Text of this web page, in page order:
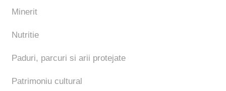
Minerit
Nutritie
Paduri, parcuri si arii protejate
Patrimoniu cultural